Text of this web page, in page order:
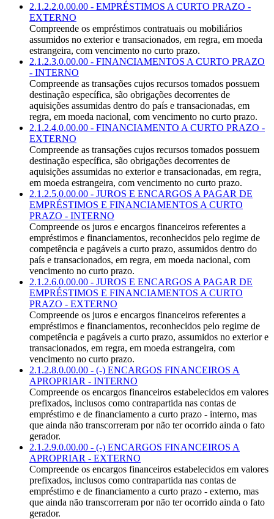
2.1.2.2.0.00.00 - EMPRÉSTIMOS A CURTO PRAZO -
EXTERNO
Compreende os empréstimos contratuais ou mobiliários
assumidos no exterior e transacionados, em regra, em moeda
estrangeira, com vencimento no curto prazo.
2.1.2.3.0.00.00 - FINANCIAMENTOS A CURTO PRAZO
- INTERNO
Compreende as transações cujos recursos tomados possuem
destinação específica, são obrigações decorrentes de
aquisições assumidas dentro do país e transacionadas, em
regra, em moeda nacional, com vencimento no curto prazo.
2.1.2.4.0.00.00 - FINANCIAMENTO A CURTO PRAZO -
EXTERNO
Compreende as transações cujos recursos tomados possuem
destinação específica, são obrigações decorrentes de
aquisições assumidas no exterior e transacionadas, em regra,
em moeda estrangeira, com vencimento no curto prazo.
2.1.2.5.0.00.00 - JUROS E ENCARGOS A PAGAR DE
EMPRÉSTIMOS E FINANCIAMENTOS A CURTO
PRAZO - INTERNO
Compreende os juros e encargos financeiros referentes a
empréstimos e financiamentos, reconhecidos pelo regime de
competência e pagáveis a curto prazo, assumidos dentro do
país e transacionados, em regra, em moeda nacional, com
vencimento no curto prazo.
2.1.2.6.0.00.00 - JUROS E ENCARGOS A PAGAR DE
EMPRÉSTIMOS E FINANCIAMENTOS A CURTO
PRAZO - EXTERNO
Compreende os juros e encargos financeiros referentes a
empréstimos e financiamentos, reconhecidos pelo regime de
competência e pagáveis a curto prazo, assumidos no exterior e
transacionados, em regra, em moeda estrangeira, com
vencimento no curto prazo.
2.1.2.8.0.00.00 - (-) ENCARGOS FINANCEIROS A
APROPRIAR - INTERNO
Compreende os encargos financeiros estabelecidos em valores
prefixados, inclusos como contrapartida nas contas de
empréstimo e de financiamento a curto prazo - interno, mas
que ainda não transcorreram por não ter ocorrido ainda o fato
gerador.
2.1.2.9.0.00.00 - (-) ENCARGOS FINANCEIROS A
APROPRIAR - EXTERNO
Compreende os encargos financeiros estabelecidos em valores
prefixados, inclusos como contrapartida nas contas de
empréstimo e de financiamento a curto prazo - externo, mas
que ainda não transcorreram por não ter ocorrido ainda o fato
gerador.